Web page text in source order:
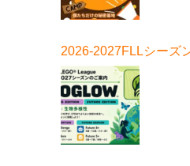
2026-2027FLLシーズ